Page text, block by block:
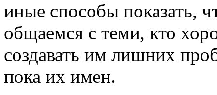
иные способы показать,
общаемся с теми, кто
создавать им лишних
пока их имен.